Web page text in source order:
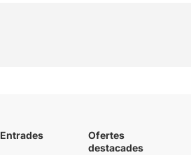
Entrades
Ofertes
destacades